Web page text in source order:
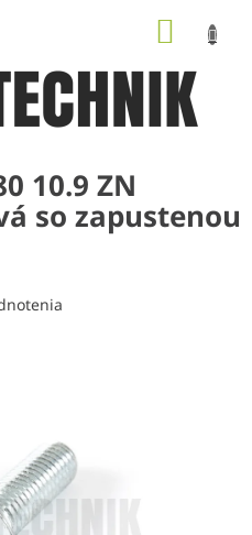
10.9 ZN
so zapustenou